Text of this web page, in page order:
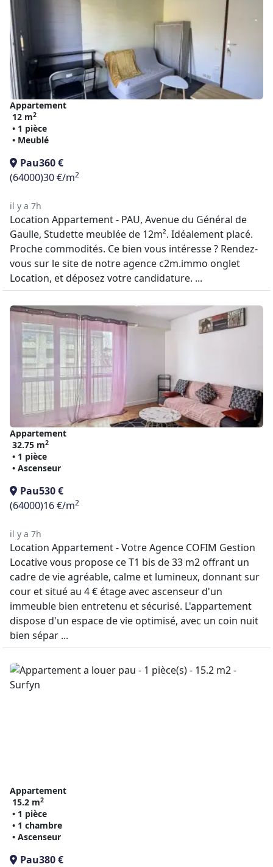
Appartement
12 m2
• 1 pièce
• Meublé
Pau360 €
(64000)30 €/m2
il y a 7h
Location Appartement - PAU, Avenue du Général de
Gaulle, Studette meublée de 12m². Idéalement placé.
Proche commodités. Ce bien vous intéresse ? Rendez-
vous sur le site de notre agence c2m.immo onglet
Location, et déposez votre candidature. ...
Appartement
32.75 m2
• 1 pièce
• Ascenseur
Pau530 €
(64000)16 €/m2
il y a 7h
Location Appartement - Votre Agence COFIM Gestion
Locative vous propose ce T1 bis de 33 m2 offrant un
cadre de vie agréable, calme et lumineux, donnant sur
cour et situé au 4 € étage avec ascenseur d'un
immeuble bien entretenu et sécurisé. L'appartement
dispose d'un espace de vie optimisé, avec un coin nuit
bien sépar ...
Appartement
15.2 m2
• 1 pièce
• 1 chambre
• Ascenseur
Pau380 €